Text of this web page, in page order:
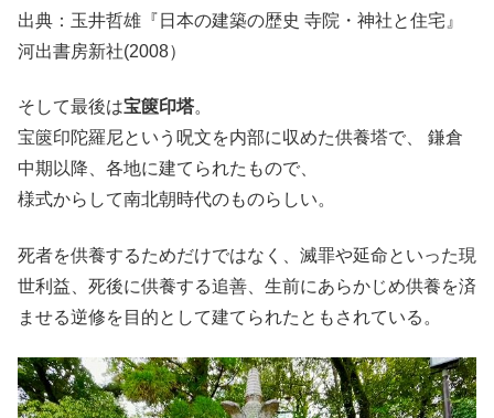
出典：玉井哲雄『日本の建築の歴史 寺院・神社と住宅』
河出書房新社(2008）
そして最後は宝篋印塔。
宝篋印陀羅尼という呪文を内部に収めた供養塔で、 鎌倉
中期以降、各地に建てられたもので、
様式からして南北朝時代のものらしい。
死者を供養するためだけではなく、滅罪や延命といった現
世利益、死後に供養する追善、生前にあらかじめ供養を済
ませる逆修を目的として建てられたともされている。